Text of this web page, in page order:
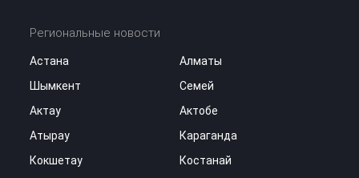
Региональные новости
Астана
Алматы
Шымкент
Семей
Актау
Актобе
Атырау
Караганда
Кокшетау
Костанай